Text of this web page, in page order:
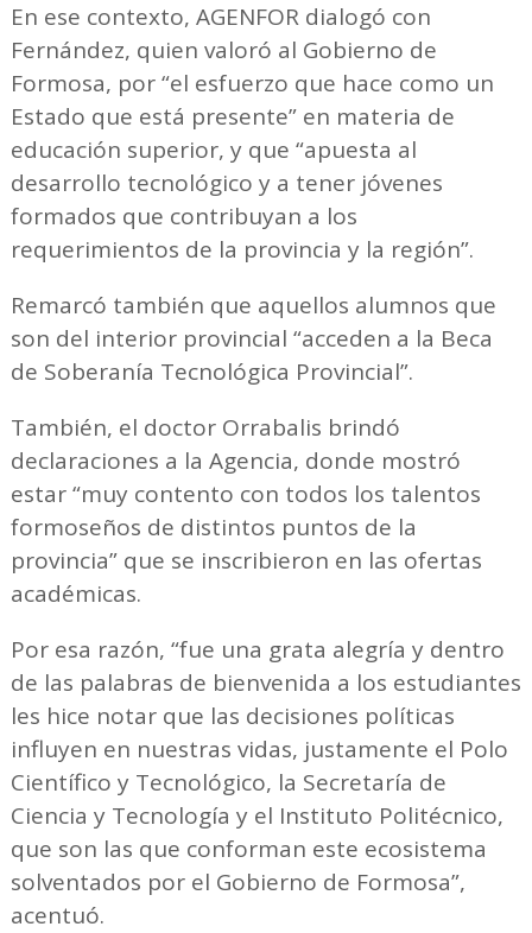
En ese contexto, AGENFOR dialogó con
Fernández, quien valoró al Gobierno de
Formosa, por “el esfuerzo que hace como un
Estado que está presente” en materia de
educación superior, y que “apuesta al
desarrollo tecnológico y a tener jóvenes
formados que contribuyan a los
requerimientos de la provincia y la región”.
Remarcó también que aquellos alumnos que
son del interior provincial “acceden a la Beca
de Soberanía Tecnológica Provincial”.
También, el doctor Orrabalis brindó
declaraciones a la Agencia, donde mostró
estar “muy contento con todos los talentos
formoseños de distintos puntos de la
provincia” que se inscribieron en las ofertas
académicas.
Por esa razón, “fue una grata alegría y dentro
de las palabras de bienvenida a los estudiantes
les hice notar que las decisiones políticas
influyen en nuestras vidas, justamente el Polo
Científico y Tecnológico, la Secretaría de
Ciencia y Tecnología y el Instituto Politécnico,
que son las que conforman este ecosistema
solventados por el Gobierno de Formosa”,
acentuó.